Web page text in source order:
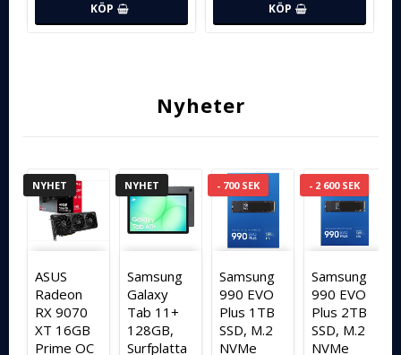
KÖP KÖP
Nyheter
NYHET
ASUS
Radeon
RX 9070
XT 16GB
Prime OC
NYHET
Samsung
Galaxy
Tab 11+
128GB,
Surfplatta
- 700 SEK
Samsung
990 EVO
Plus 1TB
SSD, M.2
NVMe
- 2 600 SEK
Samsung
990 EVO
Plus 2TB
SSD, M.2
NVMe